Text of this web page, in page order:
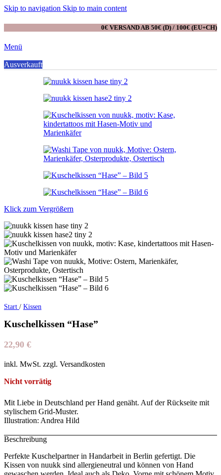
Skip to navigation Skip to main content
0€ VERSAND AB 50€ (D) / 100€ (EU+CH)
Menü
0Artikel
Ausverkauft
Klick zum Vergrößern
Start / Kissen
Kuschelkissen “Hase”
22,90 €
inkl. MwSt. zzgl. Versandkosten
Nicht vorrätig
Mit Liebe in Deutschland per Hand genäht. Auf der Rückseite mit
stylischem Grid-Muster.
Illustration: Andrea Hild
Beschreibung
Perfekte Kuschelpartner in Handarbeit in Berlin gefertigt. Die
Kissen von nuukk sind allergieneutral und können von Hand